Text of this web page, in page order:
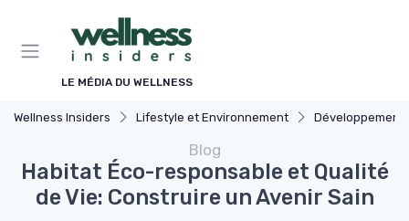
LE MÉDIA DU WELLNESS
Wellness Insiders Lifestyle et Environnement Développement
Blog
Habitat Éco-responsable et Qualité
de Vie: Construire un Avenir Sain